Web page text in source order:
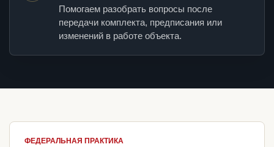
Помогаем разобрать вопросы после
передачи комплекта, предписания или
изменений в работе объекта.
ФЕДЕРАЛЬНАЯ ПРАКТИКА